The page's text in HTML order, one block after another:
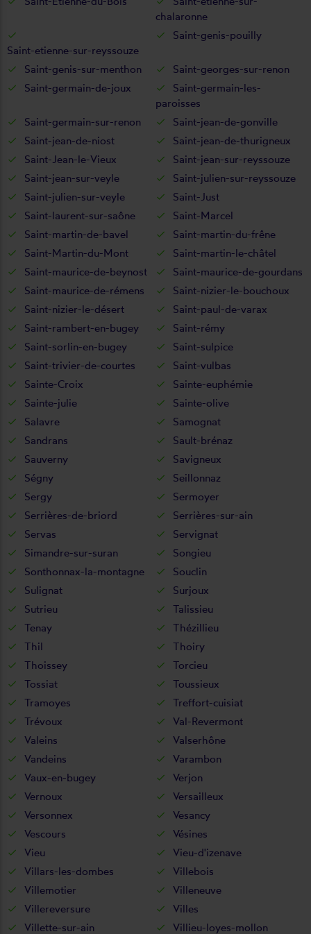
chalaronne
Saint-etienne-sur-reyssouze
Saint-genis-pouilly
Saint-genis-sur-menthon
Saint-georges-sur-renon
Saint-germain-de-joux
Saint-germain-les-
paroisses
Saint-germain-sur-renon
Saint-jean-de-gonville
Saint-jean-de-niost
Saint-jean-de-thurigneux
Saint-Jean-le-Vieux
Saint-jean-sur-reyssouze
Saint-jean-sur-veyle
Saint-julien-sur-reyssouze
Saint-julien-sur-veyle
Saint-Just
Saint-laurent-sur-saône
Saint-Marcel
Saint-martin-de-bavel
Saint-martin-du-frêne
Saint-Martin-du-Mont
Saint-martin-le-châtel
Saint-maurice-de-beynost
Saint-maurice-de-gourdans
Saint-maurice-de-rémens
Saint-nizier-le-bouchoux
Saint-nizier-le-désert
Saint-paul-de-varax
Saint-rambert-en-bugey
Saint-rémy
Saint-sorlin-en-bugey
Saint-sulpice
Saint-trivier-de-courtes
Saint-vulbas
Sainte-Croix
Sainte-euphémie
Sainte-julie
Sainte-olive
Salavre
Samognat
Sandrans
Sault-brénaz
Sauverny
Savigneux
Ségny
Seillonnaz
Sergy
Sermoyer
Serrières-de-briord
Serrières-sur-ain
Servas
Servignat
Simandre-sur-suran
Songieu
Sonthonnax-la-montagne
Souclin
Sulignat
Surjoux
Sutrieu
Talissieu
Tenay
Thézillieu
Thil
Thoiry
Thoissey
Torcieu
Tossiat
Toussieux
Tramoyes
Treffort-cuisiat
Trévoux
Val-Revermont
Valeins
Valserhône
Vandeins
Varambon
Vaux-en-bugey
Verjon
Vernoux
Versailleux
Versonnex
Vesancy
Vescours
Vésines
Vieu
Vieu-d'izenave
Villars-les-dombes
Villebois
Villemotier
Villeneuve
Villereversure
Villes
Villette-sur-ain
Villieu-loyes-mollon